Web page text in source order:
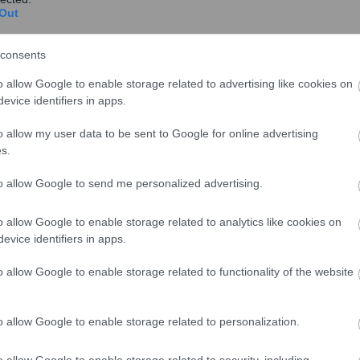
allow Google to enable storage related to advertising like cookies on
identifiers in apps.
allow my user data to be sent to Google for online advertising
allow Google to send me personalized advertising.
allow Google to enable storage related to analytics like cookies on
identifiers in apps.
allow Google to enable storage related to functionality of the website
allow Google to enable storage related to personalization.
σε ημέρες με πολύ υψηλή παραγωγή και χαμηλή
δύο ακόμη μέτρα που χρειάζεται να ληφθούν
της ευστάθειας του συστήματος στις νέες
που πρέπει να αποκτήσουν οι Φορείς Σωρευτικής
συνολικά ένα σημαντικό μερίδιο της
τις ομάδες των μονάδων που εκπροσωπούν, σαν να
θα αυξομειώνεται σύμφωνα με τις προσφορές τους
οι ομάδες αυτές των πάρκων θα λειτουργούν
στο σύστημα και η εξισορρόπηση
για αρκετά πάρκα που είναι συνδεδεμένα στο